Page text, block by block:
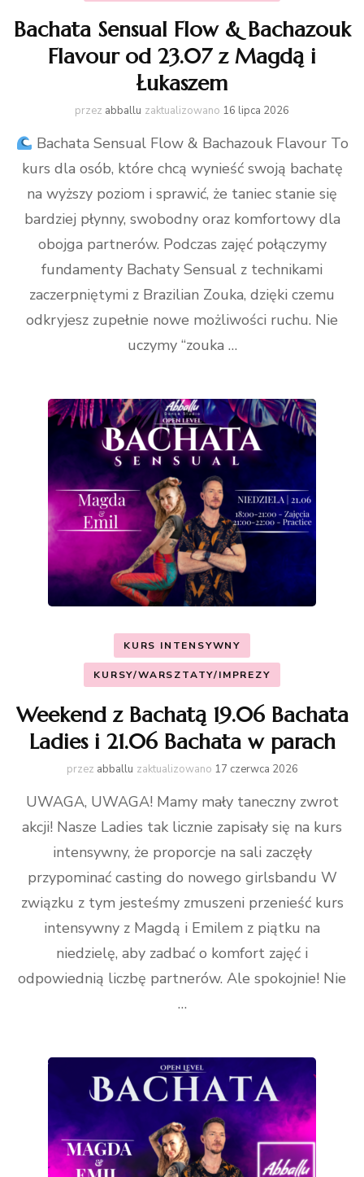
Bachata Sensual Flow & Bachazouk
Flavour od 23.07 z Magdą i
Łukaszem
przez abballu zaktualizowano 16 lipca 2026
Bachata Sensual Flow & Bachazouk Flavour To
kurs dla osób, które chcą wynieść swoją bachatę
na wyższy poziom i sprawić, że taniec stanie się
bardziej płynny, swobodny oraz komfortowy dla
obojga partnerów. Podczas zajęć połączymy
fundamenty Bachaty Sensual z technikami
zaczerpniętymi z Brazilian Zouka, dzięki czemu
odkryjesz zupełnie nowe możliwości ruchu. Nie
uczymy “zouka …
KURS INTENSYWNY
KURSY/WARSZTATY/IMPREZY
Weekend z Bachatą 19.06 Bachata
Ladies i 21.06 Bachata w parach
przez abballu zaktualizowano 17 czerwca 2026
UWAGA, UWAGA! Mamy mały taneczny zwrot
akcji! Nasze Ladies tak licznie zapisały się na kurs
intensywny, że proporcje na sali zaczęły
przypominać casting do nowego girlsbandu W
związku z tym jesteśmy zmuszeni przenieść kurs
intensywny z Magdą i Emilem z piątku na
niedzielę, aby zadbać o komfort zajęć i
odpowiednią liczbę partnerów. Ale spokojnie! Nie
…